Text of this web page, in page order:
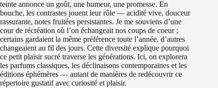
teinte annonce un goût, une humeur, une promesse. En
bouche, les contrastes jouent leur rôle — acidité vive, douceur
rassurante, notes fruitées persistantes. Je me souviens d’une
cour de récréation où l’on échangeait nos coups de coeur ;
certains gardaient la même préférence toute l’année, d’autres
changeaient au fil des jours. Cette diversité explique pourquoi
ce petit plaisir sucré traverse les générations. Ici, on explorera
les parfums classiques, les déclinaisons contemporaines et les
éditions éphémères — autant de manières de redécouvrir ce
répertoire gustatif avec curiosité et plaisir.